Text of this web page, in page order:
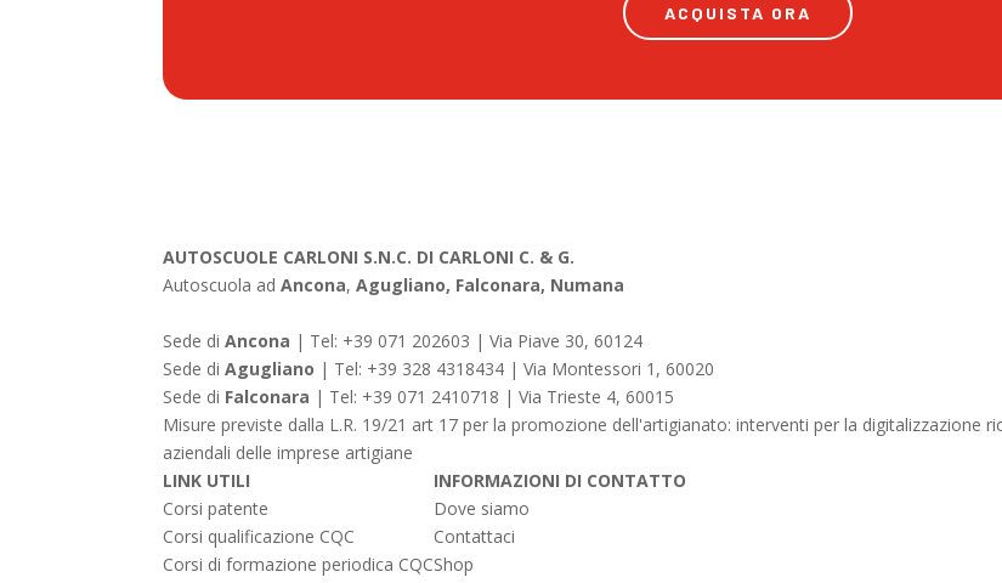
ACQUISTA ORA
AUTOSCUOLE CARLONI S.N.C. DI CARLONI C. & G.
Autoscuola adAncona,Agugliano, Falconara, Numana
Sede diAncona | Tel: +39 071 202603 |Via Piave 30, 60124
Sede diAgugliano | Tel: +39 328 4318434 |Via Montessori 1, 60020
Sede di Falconara | Tel: +39 071 2410718 |Via Trieste 4, 60015
Misure previste dalla L.R. 19/21 art 17 per la promozione dell'artigianato: interventi per la digitalizzazione
aziendali delle imprese artigiane
LINK UTILI
Corsi patente
Corsi qualificazione CQC
Corsi di formazione periodica CQC
INFORMAZIONI DI CONTATTO
Dove siamo
Contattaci
Shop